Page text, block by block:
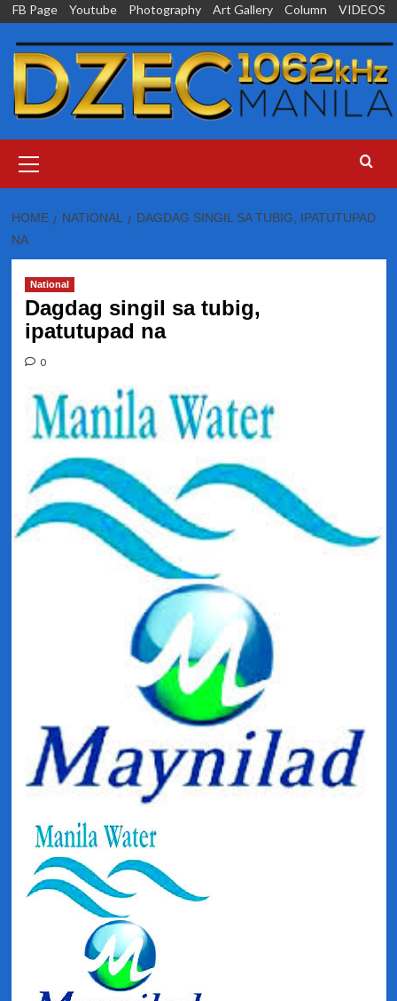
Skip
content
FB Page Youtube Photography Art Gallery Column VIDEOS
Menu
HOME NATIONAL
DAGDAG SINGIL SA TUBIG, IPATUTUPAD
NA
National
Dagdag singil sa tubig,
ipatutupad na
0